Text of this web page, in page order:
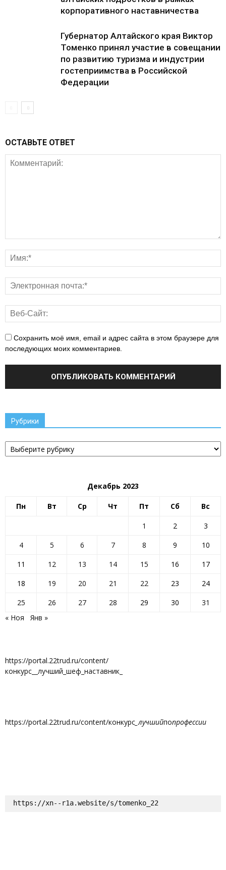
корпоративного наставничества
Губернатор Алтайского края Виктор
Томенко принял участие в совещании
по развитию туризма и индустрии
гостеприимства в Российской
Федерации
ОСТАВЬТЕ ОТВЕТ
Сохранить моё имя, email и адрес сайта в этом браузере для
последующих моих комментариев.
Рубрики
Рубрики
Декабрь 2023
Пн Вт Ср Чт Пт Сб Вс
1 2
3
4
5 6 7 8 9
10
11
12 13 14 15 16
17
18
19 20 21 22 23
24
25
26 27 28 29 30
31
« Ноя
Янв »
https://portal.22trud.ru/content/
конкурс__лучший_шеф_наставник_
https://portal.22trud.ru/content/конкурс _лучшийпопрофессии
https://xn--r1a.website/s/tomenko_22